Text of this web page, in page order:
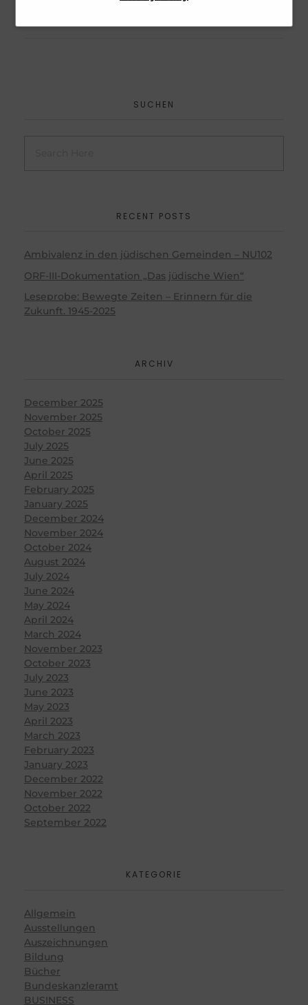
SUCHEN
RECENT POSTS
Ambivalenz in den jüdischen Gemeinden – NU102
ORF-III-Dokumentation „Das jüdische Wien“
Leseprobe: Bewegte Zeiten – Erinnern für die
Zukunft. 1945-2025
ARCHIV
December 2025
November 2025
October 2025
July 2025
June 2025
April 2025
February 2025
January 2025
December 2024
November 2024
October 2024
August 2024
July 2024
June 2024
May 2024
April 2024
March 2024
November 2023
October 2023
July 2023
June 2023
May 2023
April 2023
March 2023
February 2023
January 2023
December 2022
November 2022
October 2022
September 2022
KATEGORIE
Allgemein
Ausstellungen
Auszeichnungen
Bildung
Bücher
Bundeskanzleramt
BUSINESS